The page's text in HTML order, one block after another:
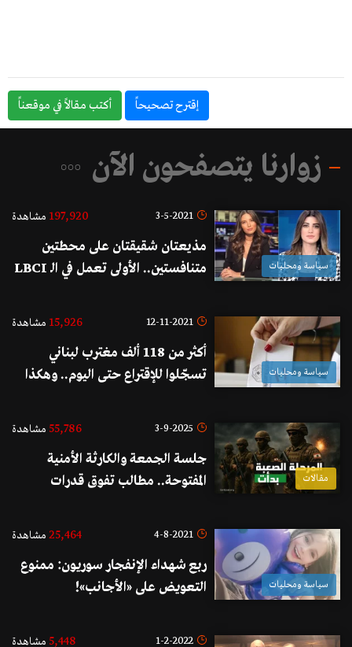
إقترح تصحيحاً أكتب مقالاً في موقعناً
زوارنا يتصفحون الآن
سياسة ومحليات
3-5-2021
197,920 مشاهدة
مذيعتان شقيقتان على محطتين
متنافستين.. الأولى تعمل في الـ LBCI
سياسة ومحليات
12-11-2021
15,926 مشاهدة
أكثر من 118 ألف مغترب لبناني
تسجّلوا للإقتراع حتى اليوم.. وهكذا
مقالات
3-9-2025
55,786 مشاهدة
جلسة الجمعة والكارثة الأمنية
المفتوحة.. مطالب تفوق قدرات
الفوضى.. وتخوف من مرحلة أمنية
على طريقة "اقتُل المفاوض"!
سياسة ومحليات
4-8-2021
25,464 مشاهدة
ربع شهداء الإنفجار سوريون: ممنوع
التعويض على «الأجانب»!
1-2-2022
5,448 مشاهدة